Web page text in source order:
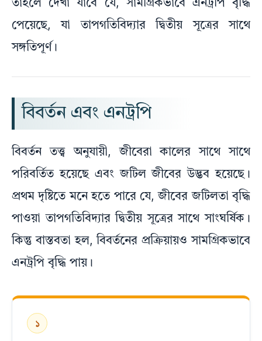
তাহলে দেখা যাবে যে, সামগ্রিকভাবে এনট্রপি বৃদ্ধি
পেয়েছে, যা তাপগতিবিদ্যার দ্বিতীয় সূত্রের সাথে
সঙ্গতিপূর্ণ।
বিবর্তন এবং এনট্রপি
বিবর্তন তত্ত্ব অনুযায়ী, জীবেরা কালের সাথে সাথে
পরিবর্তিত হয়েছে এবং জটিল জীবের উদ্ভব হয়েছে।
প্রথম দৃষ্টিতে মনে হতে পারে যে, জীবের জটিলতা বৃদ্ধি
পাওয়া তাপগতিবিদ্যার দ্বিতীয় সূত্রের সাথে সাংঘর্ষিক।
কিন্তু বাস্তবতা হল, বিবর্তনের প্রক্রিয়ায়ও সামগ্রিকভাবে
এনট্রপি বৃদ্ধি পায়।
১